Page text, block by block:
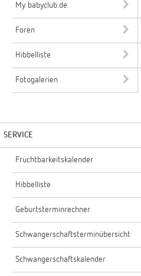
My babyclub.de
Foren
Hibbelliste
Fotogalerien
SERVICE
Fruchtbarkeitskalender
Hibbelliste
Geburtsterminrechner
Schwangerschaftsterminübersicht
Schwangerschaftskalender